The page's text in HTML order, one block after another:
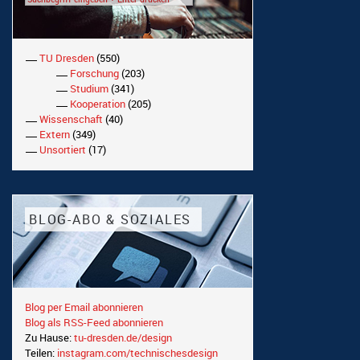
TU Dresden(550)
Forschung(203)
Studium(341)
Kooperation(205)
Wissenschaft (40)
Extern(349)
Unsortiert (17)
BLOG-ABO & SOZIALES
Blog per Email abonnieren
Blog als RSS-Feed abonnieren
Zu Hause:tu-dresden.de/design
Teilen: instagram.com/technischesdesign